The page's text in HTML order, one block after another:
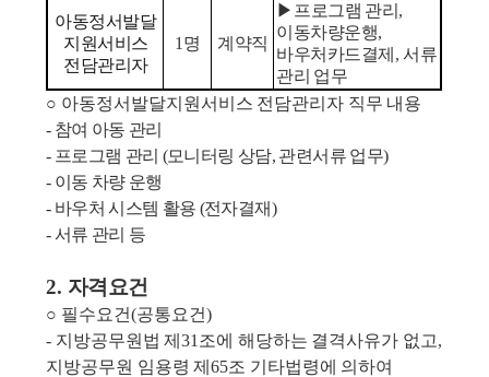
아동정서발달
지원서비스
전담관리자
1 명 계약직
▶ 프로그램 관리 ,
이동차량운행,
바우처카드결제 ,서류
관리 업무
○ 아동정서발달지원서비스 전담관리자 직무 내용
- 참여 아동 관리
- 프로그램 관리 (모니터링 상담, 관련서류 업무)
- 이동 차량 운행
- 바우처 시스템 활용 (전자결재)
-서류 관리 등
2. 자격요건
○ 필수요건(공통요건)
- 지방공무원법 제31 조에 해당하는 결격사유가 없고,
지방공무원 임용령 제65조 기타법령에 의하여